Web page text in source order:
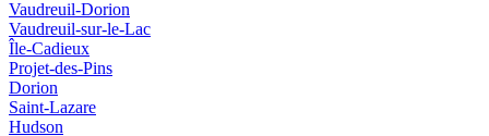
Vaudreuil-Dorion
Vaudreuil-sur-le-Lac
Île-Cadieux
Projet-des-Pins
Dorion
Saint-Lazare
Hudson